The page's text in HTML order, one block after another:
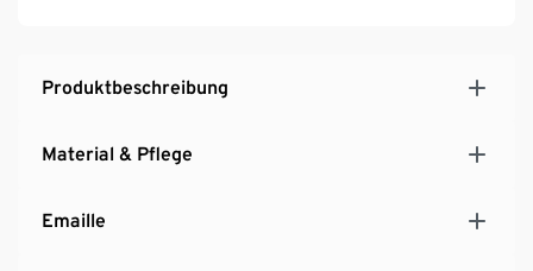
Produktbeschreibung
Material & Pflege
Emaille